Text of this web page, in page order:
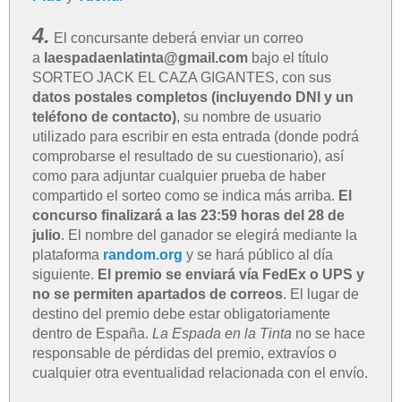
4. El concursante deberá enviar un correo
a laespadaenlatinta@gmail.com bajo el título
SORTEO JACK EL CAZA GIGANTES, con sus
datos postales completos (incluyendo DNI y un
teléfono de contacto), su nombre de usuario
utilizado para escribir en esta entrada (donde podrá
comprobarse el resultado de su cuestionario), así
como para adjuntar cualquier prueba de haber
compartido el sorteo como se indica más arriba. El
concurso finalizará a las 23:59 horas del 28 de
julio. El nombre del ganador se elegirá mediante la
plataforma random.org y se hará público al día
siguiente. El premio se enviará vía FedEx o UPS y
no se permiten apartados de correos. El lugar de
destino del premio debe estar obligatoriamente
dentro de España. La Espada en la Tinta no se hace
responsable de pérdidas del premio, extravíos o
cualquier otra eventualidad relacionada con el envío.